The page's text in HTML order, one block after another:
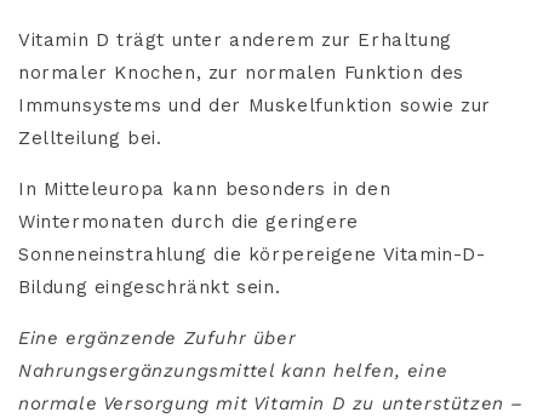
Vitamin D trägt unter anderem zur Erhaltung
normaler Knochen, zur normalen Funktion des
Immunsystems und der Muskelfunktion sowie zur
Zellteilung bei.
In Mitteleuropa kann besonders in den
Wintermonaten durch die geringere
Sonneneinstrahlung die körpereigene Vitamin-D-
Bildung eingeschränkt sein.
Eine ergänzende Zufuhr über
Nahrungsergänzungsmittel kann helfen, eine
normale Versorgung mit Vitamin D zu unterstützen –